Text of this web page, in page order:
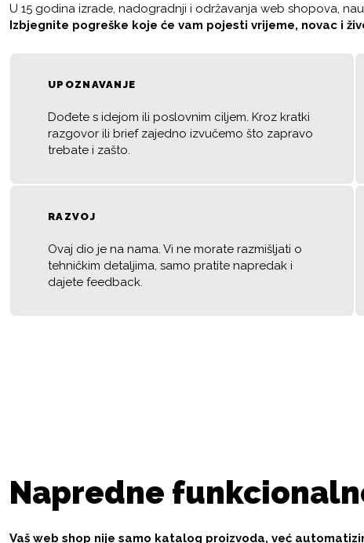
U 15 godina izrade, nadogradnji i održavanja web shopova,
Izbjegnite pogreške koje će vam pojesti vrijeme, novac i
UPOZNAVANJE
Dođete s idejom ili poslovnim ciljem. Kroz kratki
razgovor ili brief zajedno izvučemo što zapravo
trebate i zašto.
RAZVOJ
Ovaj dio je na nama. Vi ne morate razmišljati o
tehničkim detaljima, samo pratite napredak i
dajete feedback.
Napredne
Vaš web shop nije samo katalog proizvoda, već